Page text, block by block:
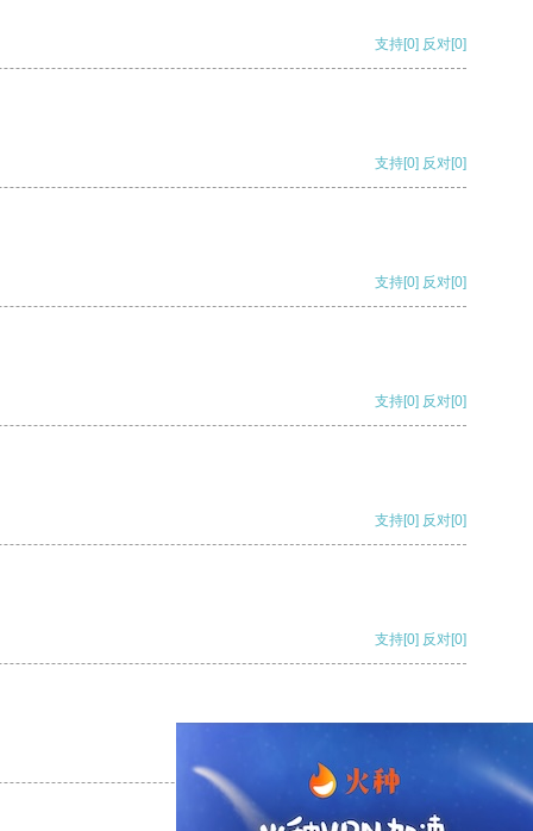
支持[0] 反对[0]
支持[0] 反对[0]
支持[0] 反对[0]
支持[0] 反对[0]
支持[0] 反对[0]
支持[0] 反对[0]